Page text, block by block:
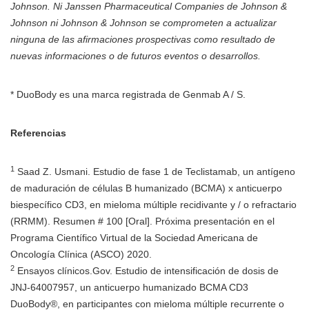
Johnson. Ni Janssen Pharmaceutical Companies de Johnson &
Johnson ni Johnson & Johnson se comprometen a actualizar
ninguna de las afirmaciones prospectivas como resultado de
nuevas informaciones o de futuros eventos o desarrollos.
* DuoBody es una marca registrada de Genmab A / S.
Referencias
1 Saad Z. Usmani. Estudio de fase 1 de Teclistamab, un antígeno
de maduración de células B humanizado (BCMA) x anticuerpo
biespecífico CD3, en mieloma múltiple recidivante y / o refractario
(RRMM). Resumen # 100 [Oral]. Próxima presentación en el
Programa Científico Virtual de la Sociedad Americana de
Oncología Clínica (ASCO) 2020.
2 Ensayos clínicos.Gov. Estudio de intensificación de dosis de
JNJ-64007957, un anticuerpo humanizado BCMA CD3
DuoBody®, en participantes con mieloma múltiple recurrente o